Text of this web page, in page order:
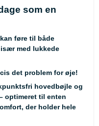
som en
føre til både
med lukkede
det problem for øje!
hovedbøjle og
optimeret til enten
der holder hele